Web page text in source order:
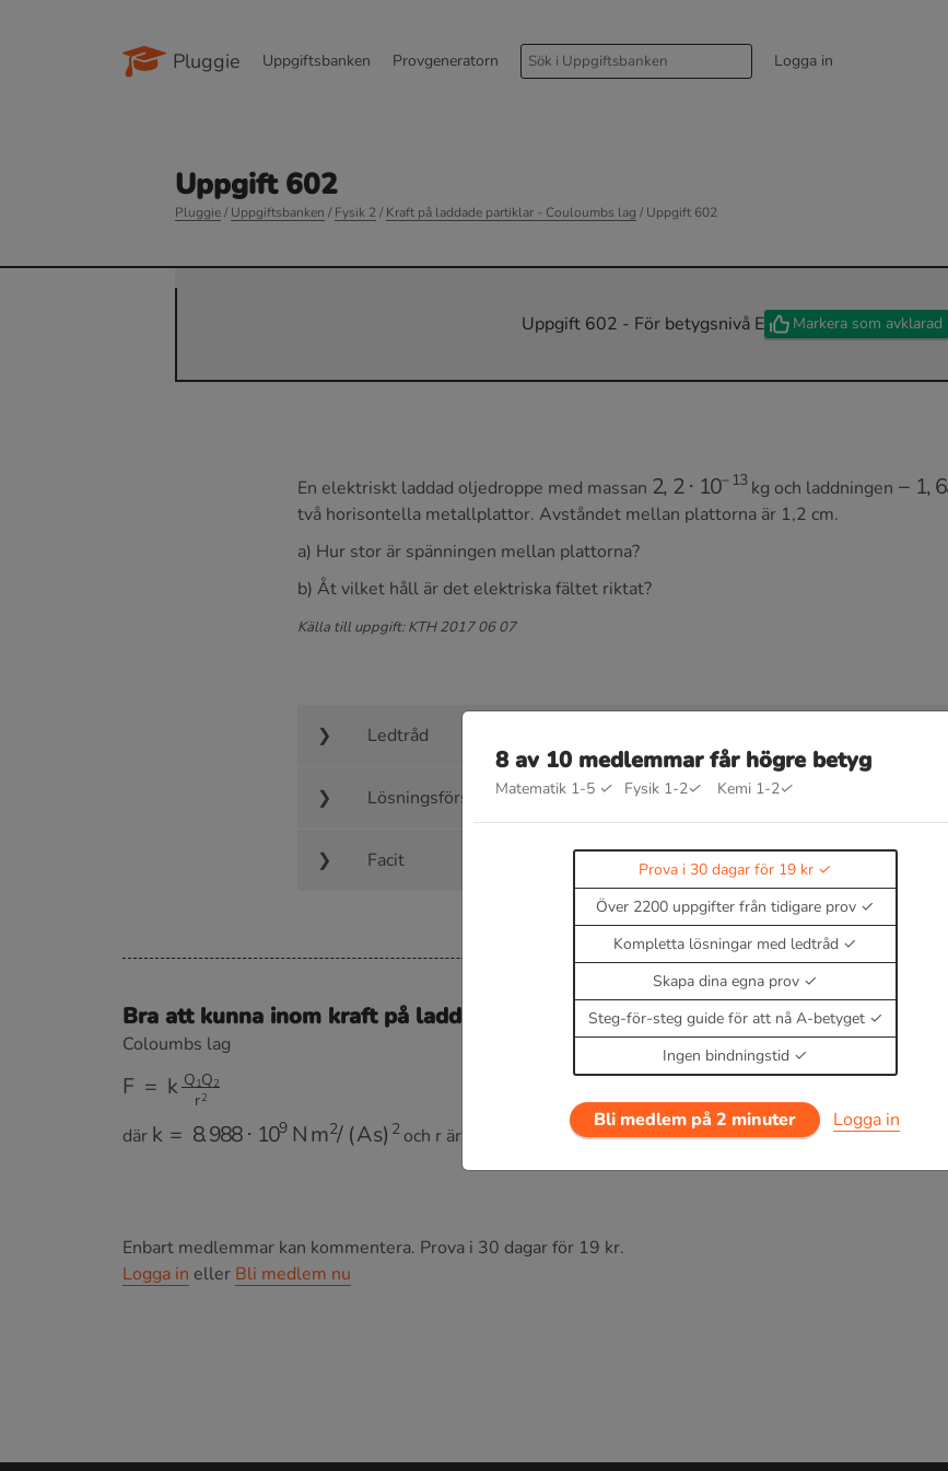
Pluggie Uppgiftsbanken Provgeneratorn Logga in
Uppgift 602
Pluggie/Uppgiftsbanken /Fysik 2/Kraft på laddade partiklar - Couloumbs lag / Uppgift 602
Uppgift 602 - För betygsnivå E Markera som avklarad
En elektriskt laddad oljedroppe med massan
2 2 10−13
kg och laddningen
1 6a
två horisontella metallplattor. Avståndet mellan plattorna är 1,2 cm.
a) Hur stor är spänningen mellan plattorna?
b) Åt vilket håll är det elektriska fältet riktat?
Källa till uppgift: KTH 2017 06 07
Ledtråd
Lösningsförslag
Facit
Bra att kunna inom kraft på laddade partiklar - couloumbs lag
Coloumbs lag
F Q 1Q2r
där
k 8.988⋅109 N m 2/( A s 2
och r är avståndet mellan objekten.
Enbart medlemmar kan kommentera. Prova i 30 dagar för 19 kr.
Logga in eller Bli medlem nu
8 av 10 medlemmar får högre betyg
Matematik 1-5 ✓ Fysik 1-2✓ Kemi 1-2✓
Prova i 30 dagar för 19 kr
Över 2200 uppgifter från tidigare prov
Kompletta lösningar med ledtråd
Skapa dina egna prov
Steg-för-steg guide för att nå A-betyget
Ingen bindningstid
Bli medlem på 2 minuter Logga in